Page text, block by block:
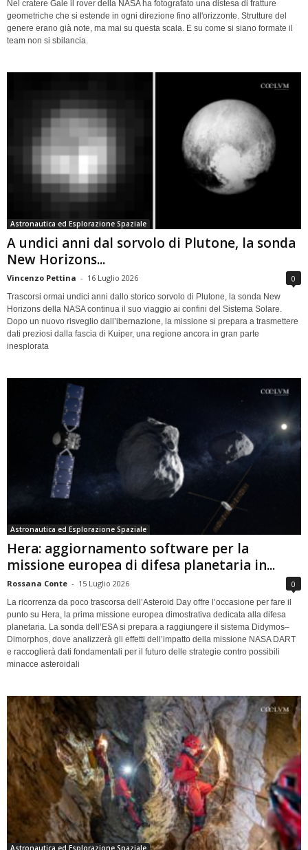
Nel cratere Gale il rover della NASA ha fotografato una distesa di fratture
geometriche che si estende in ogni direzione fino all'orizzonte. Strutture del
genere erano già note, ma mai su questa scala. E su come si siano formate il
team non si sbilancia.
Astronautica ed Esplorazione Spaziale
A undici anni dal sorvolo di Plutone, la sonda
New Horizons...
Vincenzo Pettina - 16 Luglio 2026 0
Trascorsi ormai undici anni dallo storico sorvolo di Plutone, la sonda New
Horizons della NASA continua il suo viaggio ai confini del Sistema Solare.
Dopo un nuovo risveglio dall’ibernazione, la missione si prepara a trasmettere
dati preziosi dalla fascia di Kuiper, una regione ancora in gran parte
inesplorata
Astronautica ed Esplorazione Spaziale
Hera: aggiornamento software per la
missione europea di difesa planetaria in...
Rossana Conte - 15 Luglio 2026 0
La ricorrenza da poco trascorsa dell’Asteroid Day offre l’occasione per fare il
punto su Hera, la prima missione europea dimostrativa dedicata alla difesa
planetaria. La sonda dell’ESA si prepara a raggiungere il sistema Didymos–
Dimorphos, dove analizzerà gli effetti dell’impatto della missione NASA DART
e raccoglierà dati fondamentali per il futuro delle strategie contro possibili
minacce asteroidali
Astronautica ed Esplorazione Spaziale